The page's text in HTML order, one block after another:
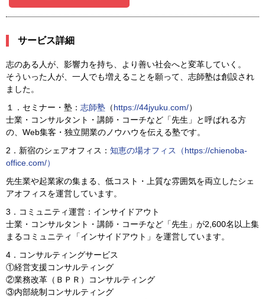
サービス詳細
志のある人が、影響力を持ち、より善い社会へと変革していく。
そういった人が、一人でも増えることを願って、志師塾は創設され
ました。
１．セミナー・塾： 志師塾 （https://44jyuku.com/）
士業・コンサルタント・講師・コーチなど「先生」と呼ばれる方
の、Web集客・独立開業のノウハウを伝える塾です。
2．新宿のシェアオフィス： 知恵の場オフィス（https://chienoba-
office.com/）
先生業や起業家の集まる、低コスト・上質な雰囲気を両立したシェ
アオフィスを運営しています。
3．コミュニティ運営：インサイドアウト
士業・コンサルタント・講師・コーチなど「先生」が2,600名以上集
まるコミュニティ「インサイドアウト」を運営しています。
4．コンサルティングサービス
①経営支援コンサルティング
②業務改革（ＢＰＲ）コンサルティング
③内部統制コンサルティング